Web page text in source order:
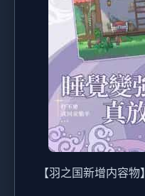
【羽之国新增内容物】